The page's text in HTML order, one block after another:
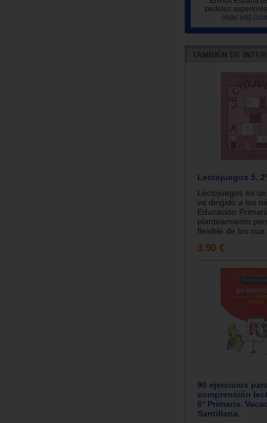
pedidos
(más iva)
Lectojuegos 5.
Lectojuegos es
va dirigido a los
Educación
planteamiento
flexible de los
3.90 €
90 ejercicios
comprensión
6º Primaria.
Santillana.